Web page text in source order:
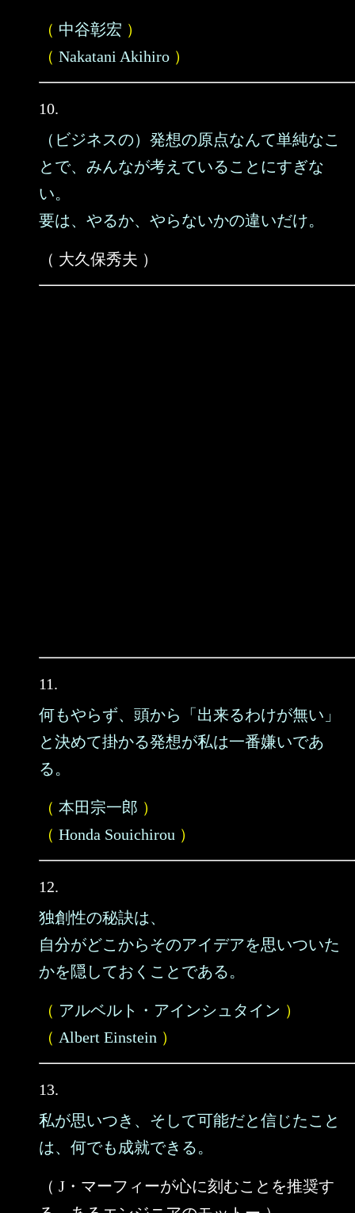
（ 中谷彰宏 ）
（ Nakatani Akihiro ）
10.
（ビジネスの）発想の原点なんて単純なこ
とで、みんなが考えていることにすぎな
い。
要は、やるか、やらないかの違いだけ。
（ 大久保秀夫 ）
11.
何もやらず、頭から「出来るわけが無い」
と決めて掛かる発想が私は一番嫌いであ
る。
（ 本田宗一郎 ）
（ Honda Souichirou ）
12.
独創性の秘訣は、
自分がどこからそのアイデアを思いついた
かを隠しておくことである。
（ アルベルト・アインシュタイン ）
（ Albert Einstein ）
13.
私が思いつき、そして可能だと信じたこと
は、何でも成就できる。
（ J・マーフィーが心に刻むことを推奨す